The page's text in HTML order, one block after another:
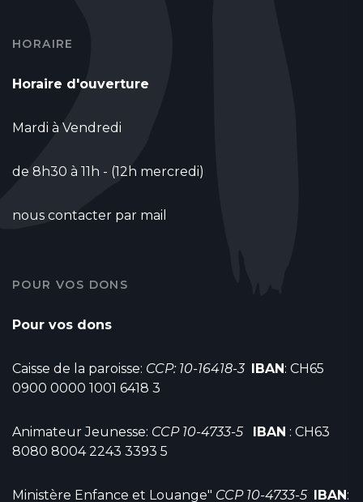
HORAIRE
Horaire d'ouverture
Mardi à Vendredi
de 8h30 à 11h - (12h mercredi)
nous contacter par mail
POUR VOS DONS
Pour vos dons
Caisse de la paroisse: CCP: 10-16418-3 IBAN : CH65
0900 0000 1001 6418 3
Animateur Jeunesse: CCP 10-4733-5 IBAN : CH63
8080 8004 2243 3393 5
Ministère Enfance et Louange" CCP 10-4733-5 IBAN :